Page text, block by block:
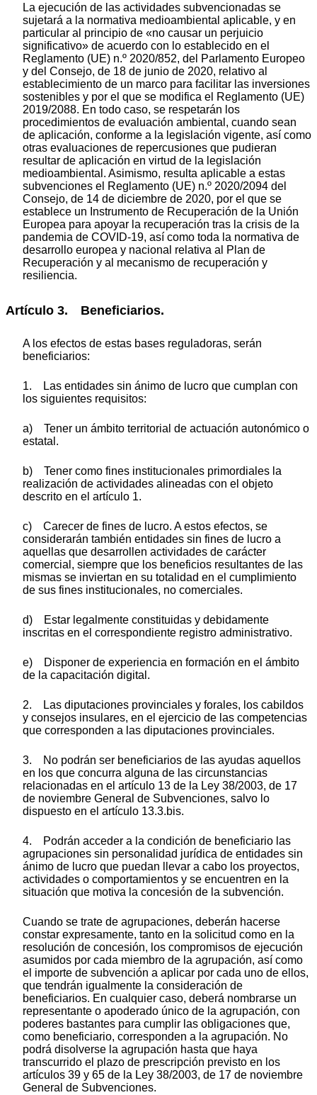
La ejecución de las actividades subvencionadas se
sujetará a la normativa medioambiental aplicable, y en
particular al principio de «no causar un perjuicio
significativo» de acuerdo con lo establecido en el
Reglamento (UE) n.º 2020/852, del Parlamento Europeo
y del Consejo, de 18 de junio de 2020, relativo al
establecimiento de un marco para facilitar las inversiones
sostenibles y por el que se modifica el Reglamento (UE)
2019/2088. En todo caso, se respetarán los
procedimientos de evaluación ambiental, cuando sean
de aplicación, conforme a la legislación vigente, así como
otras evaluaciones de repercusiones que pudieran
resultar de aplicación en virtud de la legislación
medioambiental. Asimismo, resulta aplicable a estas
subvenciones el Reglamento (UE) n.º 2020/2094 del
Consejo, de 14 de diciembre de 2020, por el que se
establece un Instrumento de Recuperación de la Unión
Europea para apoyar la recuperación tras la crisis de la
pandemia de COVID-19, así como toda la normativa de
desarrollo europea y nacional relativa al Plan de
Recuperación y al mecanismo de recuperación y
resiliencia.
Artículo 3. Beneficiarios.
A los efectos de estas bases reguladoras, serán
beneficiarios:
1. Las entidades sin ánimo de lucro que cumplan con
los siguientes requisitos:
a) Tener un ámbito territorial de actuación autonómico o
estatal.
b) Tener como fines institucionales primordiales la
realización de actividades alineadas con el objeto
descrito en el artículo 1.
c) Carecer de fines de lucro. A estos efectos, se
considerarán también entidades sin fines de lucro a
aquellas que desarrollen actividades de carácter
comercial, siempre que los beneficios resultantes de las
mismas se inviertan en su totalidad en el cumplimiento
de sus fines institucionales, no comerciales.
d) Estar legalmente constituidas y debidamente
inscritas en el correspondiente registro administrativo.
e) Disponer de experiencia en formación en el ámbito
de la capacitación digital.
2. Las diputaciones provinciales y forales, los cabildos
y consejos insulares, en el ejercicio de las competencias
que corresponden a las diputaciones provinciales.
3. No podrán ser beneficiarios de las ayudas aquellos
en los que concurra alguna de las circunstancias
relacionadas en el artículo 13 de la Ley 38/2003, de 17
de noviembre General de Subvenciones, salvo lo
dispuesto en el artículo 13.3.bis.
4. Podrán acceder a la condición de beneficiario las
agrupaciones sin personalidad jurídica de entidades sin
ánimo de lucro que puedan llevar a cabo los proyectos,
actividades o comportamientos y se encuentren en la
situación que motiva la concesión de la subvención.
Cuando se trate de agrupaciones, deberán hacerse
constar expresamente, tanto en la solicitud como en la
resolución de concesión, los compromisos de ejecución
asumidos por cada miembro de la agrupación, así como
el importe de subvención a aplicar por cada uno de ellos,
que tendrán igualmente la consideración de
beneficiarios. En cualquier caso, deberá nombrarse un
representante o apoderado único de la agrupación, con
poderes bastantes para cumplir las obligaciones que,
como beneficiario, corresponden a la agrupación. No
podrá disolverse la agrupación hasta que haya
transcurrido el plazo de prescripción previsto en los
artículos 39 y 65 de la Ley 38/2003, de 17 de noviembre
General de Subvenciones.